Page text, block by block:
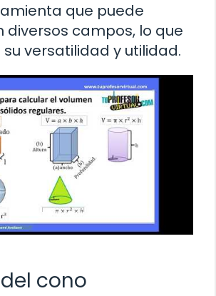
que puede
diversos campos, lo que
versatilidad y utilidad.
cono